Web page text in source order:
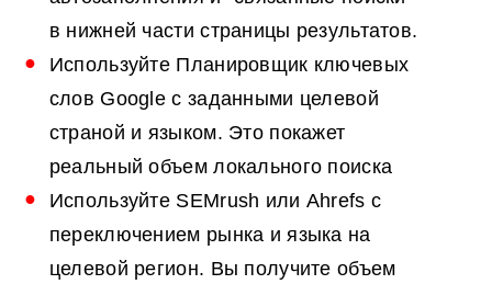
в нижней части страницы результатов.
Используйте Планировщик ключевых
слов Google с заданными целевой
страной и языком. Это покажет
реальный объем локального поиска
Используйте SEMrush или Ahrefs с
переключением рынка и языка на
целевой регион. Вы получите объем